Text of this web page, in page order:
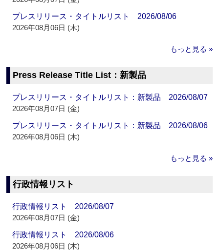
プレスリリース・タイトルリスト 2026/08/06
2026年08月06日 (木)
もっと見る »
Press Release Title List：新製品
プレスリリース・タイトルリスト：新製品 2026/08/07
2026年08月07日 (金)
プレスリリース・タイトルリスト：新製品 2026/08/06
2026年08月06日 (木)
もっと見る »
行政情報リスト
行政情報リスト 2026/08/07
2026年08月07日 (金)
行政情報リスト 2026/08/06
2026年08月06日 (木)